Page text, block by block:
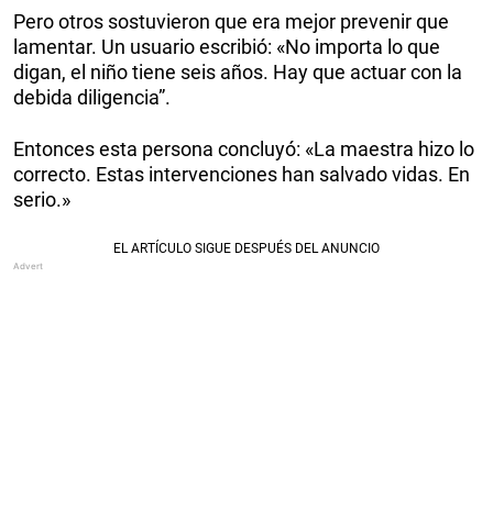
Pero otros sostuvieron que era mejor prevenir que
lamentar. Un usuario escribió: «No importa lo que
digan, el niño tiene seis años. Hay que actuar con la
debida diligencia”.
Entonces esta persona concluyó: «La maestra hizo lo
correcto. Estas intervenciones han salvado vidas. En
serio.»